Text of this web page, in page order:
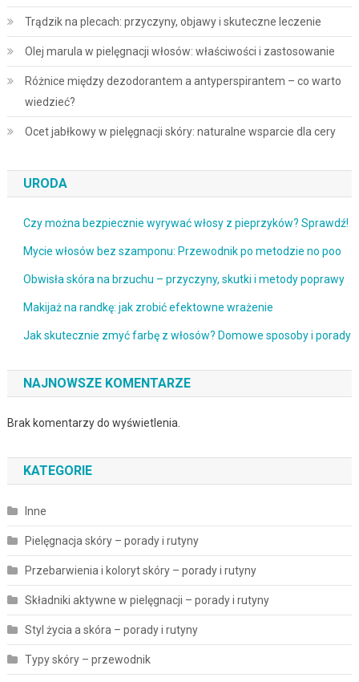
Trądzik na plecach: przyczyny, objawy i skuteczne leczenie
Olej marula w pielęgnacji włosów: właściwości i zastosowanie
Różnice między dezodorantem a antyperspirantem – co warto
wiedzieć?
Ocet jabłkowy w pielęgnacji skóry: naturalne wsparcie dla cery
URODA
Czy można bezpiecznie wyrywać włosy z pieprzyków? Sprawdź!
Mycie włosów bez szamponu: Przewodnik po metodzie no poo
Obwisła skóra na brzuchu – przyczyny, skutki i metody poprawy
Makijaż na randkę: jak zrobić efektowne wrażenie
Jak skutecznie zmyć farbę z włosów? Domowe sposoby i porady
NAJNOWSZE KOMENTARZE
Brak komentarzy do wyświetlenia.
KATEGORIE
Inne
Pielęgnacja skóry – porady i rutyny
Przebarwienia i koloryt skóry – porady i rutyny
Składniki aktywne w pielęgnacji – porady i rutyny
Styl życia a skóra – porady i rutyny
Typy skóry – przewodnik